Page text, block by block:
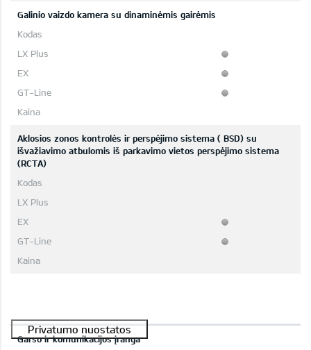
Galinio vaizdo kamera su dinaminėmis gairėmis
Aklosios zonos kontrolės ir perspėjimo sistema ( BSD) su
išvažiavimo atbulomis iš parkavimo vietos perspėjimo sistema
(RCTA)
Garso ir komunikacijos įranga